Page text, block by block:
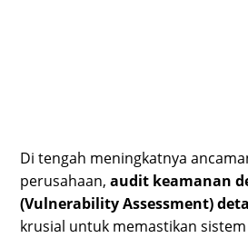
Di tengah meningkatnya
perusahaan, audit keamanan
(Vulnerability Assessment)
krusial untuk memastikan